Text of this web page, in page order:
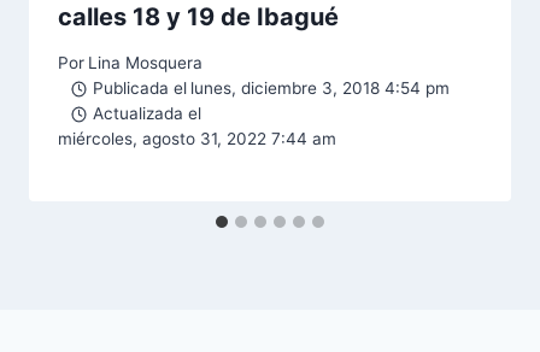
calles 18 y 19 de Ibagué
Por Lina Mosquera
Publicada el lunes, diciembre 3, 2018 4:54 pm
Actualizada el
miércoles, agosto 31, 2022 7:44 am